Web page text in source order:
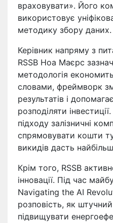
враховувати». Його
використовує
методику збору даних.
Керівник напряму з
RSSB Ноа Маєрс
методологія
словами, фреймворк
результатів і
розподіляти
підходу залізничні
спрямовувати кошти
викидів дасть
Крім того, RSSB
інновації. Під час
Navigating the AI
розповість, як
підвищувати